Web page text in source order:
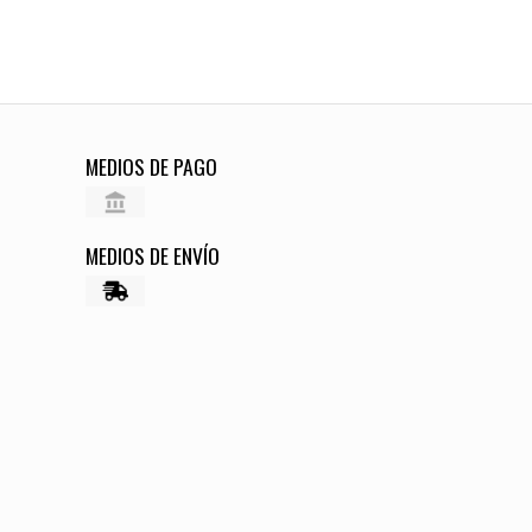
MEDIOS DE PAGO
MEDIOS DE ENVÍO